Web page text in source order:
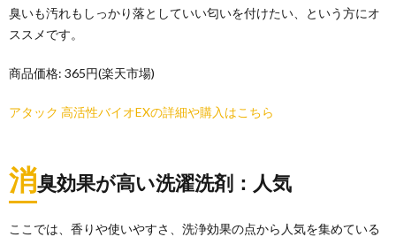
臭いも汚れもしっかり落としていい匂いを付けたい、という方にオ
ススメです。
商品価格: 365円(楽天市場)
アタック 高活性バイオEXの詳細や購入はこちら
消臭効果が高い洗濯洗剤：人気
ここでは、香りや使いやすさ、洗浄効果の点から人気を集めている